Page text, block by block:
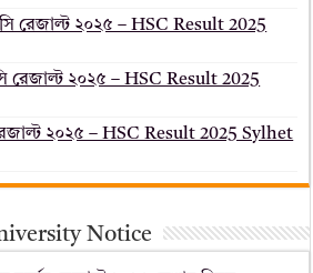
রেজাল্ট ২০২৫ – HSC Result 2025
রেজাল্ট ২০২৫ – HSC Result 2025
২০২৫ – HSC Result 2025 Sylhet
Notice